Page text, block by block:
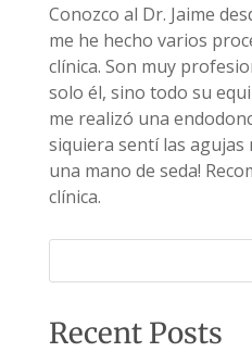
Conozco al Dr. Jaime
me he hecho varios
clínica. Son muy
solo él, sino todo su
me realizó una
siquiera sentí las agujas
una mano de seda!
clínica.
Recent Posts